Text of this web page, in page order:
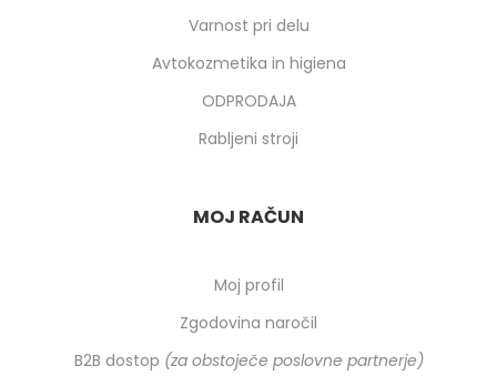
Varnost pri delu
Avtokozmetika in higiena
ODPRODAJA
Rabljeni stroji
MOJ RAČUN
Moj profil
Zgodovina naročil
B2B dostop (za obstoječe poslovne partnerje)